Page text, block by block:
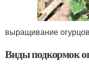
выращивание
Виды подкормок